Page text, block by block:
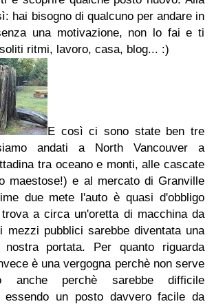
hai bisogno di qualcuno per andare in
una motivazione, non lo fai e ti
ritmi, lavoro, casa, blog... :)
E così ci sono state ben tre
andati a North Vancouver a
tra oceano e monti, alle cascate
maestose!) e al mercato di Granville
due mete l'auto è quasi d'obbligo
a circa un'oretta di macchina da
mezzi pubblici sarebbe diventata una
portata. Per quanto riguarda
è una vergogna perchè non serve
anche perchè sarebbe difficile
essendo un posto davvero facile da